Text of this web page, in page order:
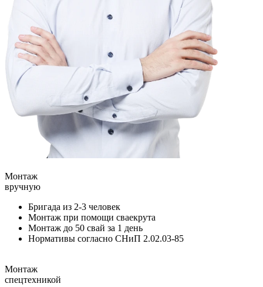
Монтаж
вручную
Бригада из 2-3 человек
Монтаж при помощи сваекрута
Монтаж до 50 свай за 1 день
Нормативы согласно СНиП 2.02.03-85
Монтаж
спецтехникой